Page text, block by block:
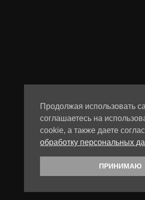
Продолжая использовать
соглашаетесь на
cookie, а также даете
обработку персональных
ПРИНИМАЮ